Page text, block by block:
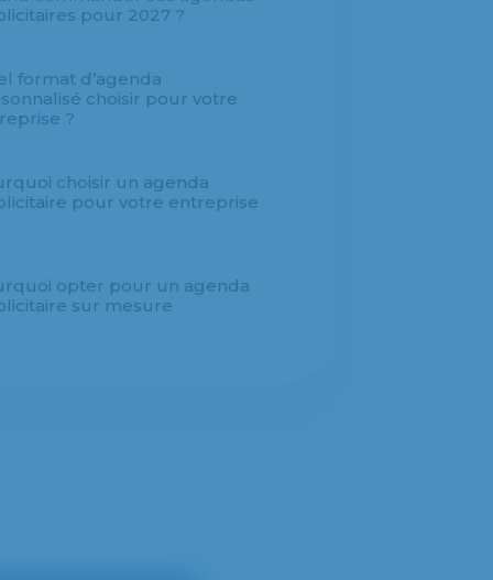
pour 2027 ?
format d’agenda
choisir pour votre
?
choisir un agenda
pour votre entreprise
opter pour un agenda
sur mesure